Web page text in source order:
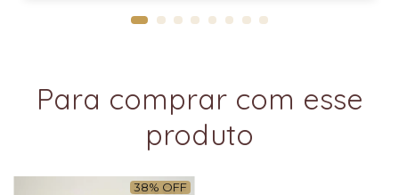
Para comprar com esse
produto
38% OFF